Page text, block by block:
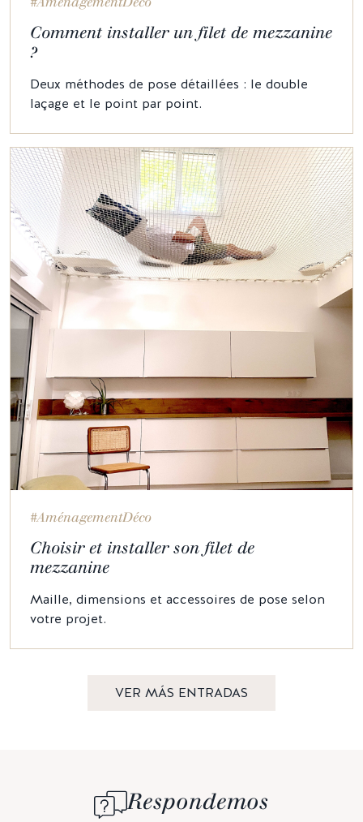
Comment installer un filet de mezzanine
?
Deux méthodes de pose détaillées : le double
laçage et le point par point.
#AménagementDéco
Choisir et installer son filet de
mezzanine
Maille, dimensions et accessoires de pose selon
votre projet.
VER MÁS ENTRADAS
Respondemos